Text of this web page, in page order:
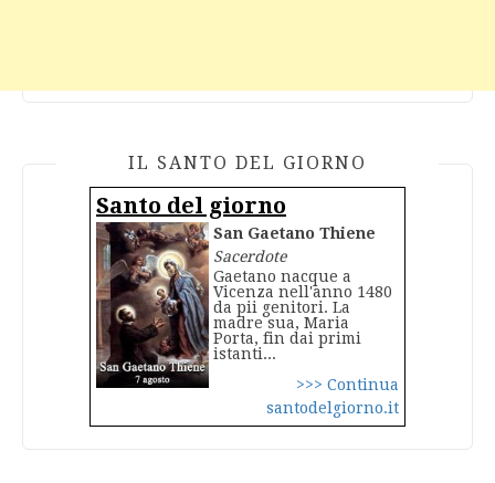
IL SANTO DEL GIORNO
Santo del giorno
San Gaetano Thiene
Sacerdote
Gaetano nacque a
Vicenza nell'anno 1480
da pii genitori. La
madre sua, Maria
Porta, fin dai primi
istanti...
>>> Continua
santodelgiorno.it